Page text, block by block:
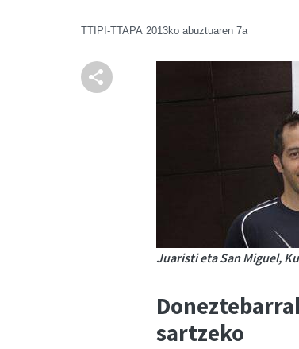
TTIPI-TTAPA 2013ko abuztuaren 7a
Juaristi eta San Miguel,
sartzeko